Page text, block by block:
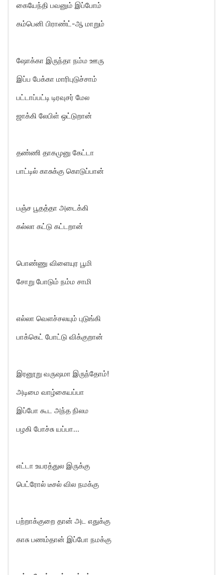
கையேந்தி பவனும் இப்போம்
கம்பெனி பிராண்ட்-ஆ மாறும்
ஷோக்கா இருந்தா நம்ம ஊரு
இப்ப பேக்கா மாரிபுடுச்சாம்
பட்டாப்பட்டி டிரவுசர் மேல
ஜாக்கி லேபிள் ஒட்டுறான்
தண்ணி தாகமுனு கேட்டா
பாட்டில் காசுக்கு கொடுப்பான்
பஞ்ச பூதத்தா அடைக்கி
கல்லா கட்டு கட்டறான்
பொண்ணு விளையுர பூமி
சோறு போடும் நம்ம சாமி
எல்லா வெளச்சலயும் புடுங்கி
பாக்கெட் போட்டு விக்குறான்
இரனூறு வருஷமா இருந்தோம்!
அடிமை வாழ்கையப்பா
இப்போ கூட அந்த நிலம
பழகி போச்சு யப்பா…
எட்டா உயரத்துல இருக்கு
பெட்ரோல் டீசல் வில நமக்கு
பற்றாக்குறை தான் அட எதுக்கு
காசு பணம்தான் இப்போ நமக்கு